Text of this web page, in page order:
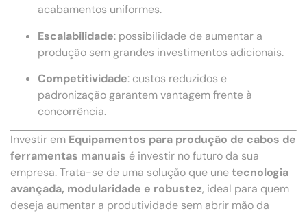
acabamentos uniformes.
Escalabilidade: possibilidade de aumentar a
produção sem grandes investimentos adicionais.
Competitividade: custos reduzidos e
padronização garantem vantagem frente à
concorrência.
Investir em Equipamentos para produção de cabos de
ferramentas manuais é investir no futuro da sua
empresa. Trata-se de uma solução que unetecnologia
avançada, modularidade e robustez, ideal para quem
deseja aumentar a produtividade sem abrir mão da